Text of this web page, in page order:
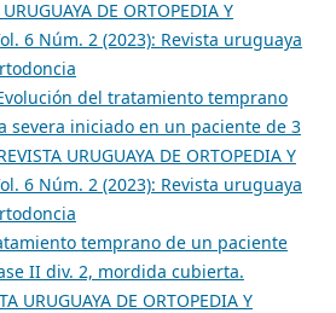
URUGUAYA DE ORTOPEDIA Y
6 Núm. 2 (2023): Revista uruguaya
del tratamiento temprano
severa iniciado en un paciente de 3
URUGUAYA DE ORTOPEDIA Y
6 Núm. 2 (2023): Revista uruguaya
temprano de un paciente
II div. 2, mordida cubierta.
URUGUAYA DE ORTOPEDIA Y